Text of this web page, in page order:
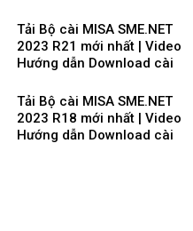
Tải Bộ cài MISA SME.NET
2023 R21 mới nhất | Video
Hướng dẫn Download cài
Tải Bộ cài MISA SME.NET
2023 R18 mới nhất | Video
Hướng dẫn Download cài